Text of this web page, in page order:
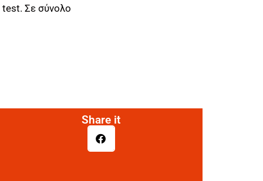
Σε σύνολο
Share it